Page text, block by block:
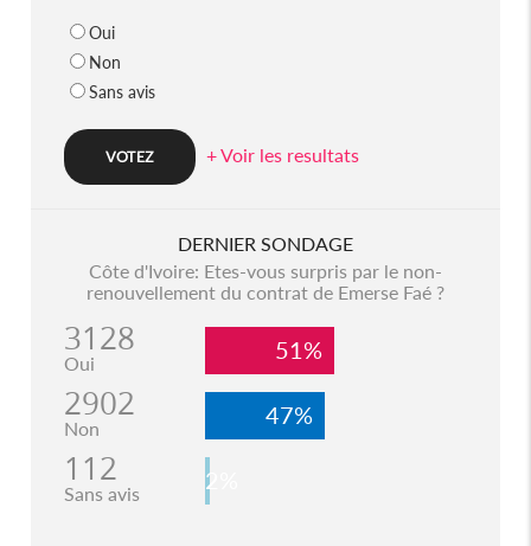
Oui
Non
Sans avis
+ Voir les resultats
DERNIER SONDAGE
Côte d'Ivoire: Etes-vous surpris par le non-
renouvellement du contrat de Emerse Faé ?
3128
Oui 51%
2902
Non 47%
112
Sans avis 2%